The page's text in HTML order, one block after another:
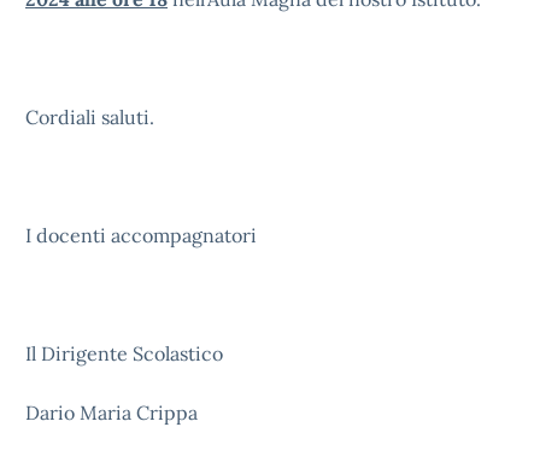
Cordiali saluti.
I docenti accompagnatori
Il Dirigente Scolastico
Dario Maria Crippa